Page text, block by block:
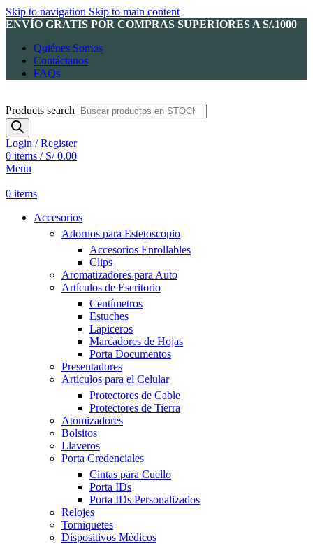
Skip to navigation Skip to main content
ENVÍO GRATIS POR COMPRAS SUPERIORES A S/.1000
Quiénes Somos
Contáctanos
FAQs
Products search
Login / Register
0 items / S/0.00
Menu
0 items
Accesorios
Adornos para Estetoscopio
Accesorios Enrollables
Clips
Aromatizadores para Auto
Artículos de Escritorio
Centímetros
Estuches
Lapiceros
Marcadores de Hojas
Porta Documentos
Presentadores
Artículos para el Celular
Protectores de Cable
Protectores de Tierra
Atomizadores
Bolsitos
Llaveros
Porta Credenciales
Cintas para Cuello
Porta IDs
Porta IDs Personalizados
Relojes
Torniquetes
Dispositivos Médicos